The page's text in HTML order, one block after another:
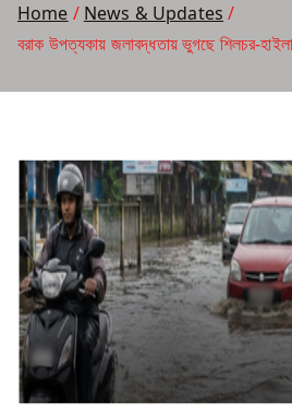
Home
News & Updates
বরাক উপত্যকায় জলাবদ্ধতায় ভুগছে শিলচর-